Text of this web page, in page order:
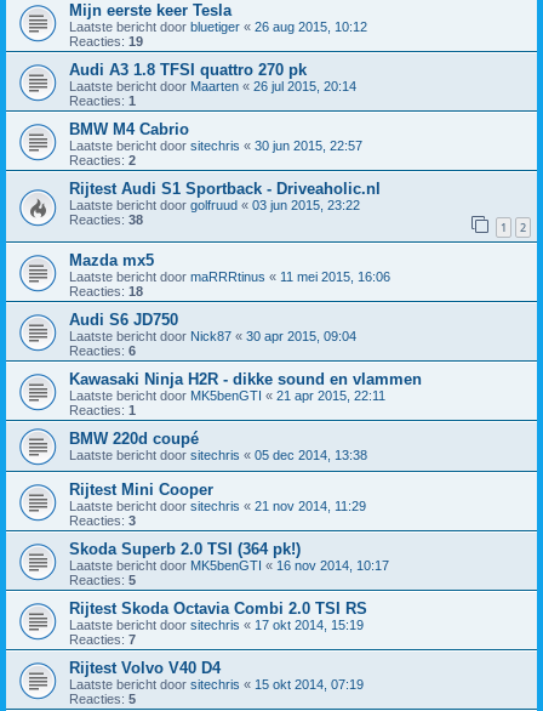
Mijn eerste keer Tesla
Laatste bericht door bluetiger « 26 aug 2015, 10:12
Reacties: 19
Audi A3 1.8 TFSI quattro 270 pk
Laatste bericht door Maarten « 26 jul 2015, 20:14
Reacties: 1
BMW M4 Cabrio
Laatste bericht door sitechris « 30 jun 2015, 22:57
Reacties: 2
Rijtest Audi S1 Sportback - Driveaholic.nl
Laatste bericht door golfruud « 03 jun 2015, 23:22
Reacties: 38 1 2
Mazda mx5
Laatste bericht door maRRRtinus « 11 mei 2015, 16:06
Reacties: 18
Audi S6 JD750
Laatste bericht door Nick87 « 30 apr 2015, 09:04
Reacties: 6
Kawasaki Ninja H2R - dikke sound en vlammen
Laatste bericht door MK5benGTI « 21 apr 2015, 22:11
Reacties: 1
BMW 220d coupé
Laatste bericht door sitechris « 05 dec 2014, 13:38
Rijtest Mini Cooper
Laatste bericht door sitechris « 21 nov 2014, 11:29
Reacties: 3
Skoda Superb 2.0 TSI (364 pk!)
Laatste bericht door MK5benGTI « 16 nov 2014, 10:17
Reacties: 5
Rijtest Skoda Octavia Combi 2.0 TSI RS
Laatste bericht door sitechris « 17 okt 2014, 15:19
Reacties: 7
Rijtest Volvo V40 D4
Laatste bericht door sitechris « 15 okt 2014, 07:19
Reacties: 5